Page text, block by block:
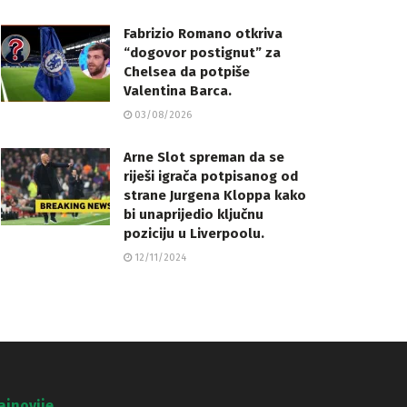
Fabrizio Romano otkriva
“dogovor postignut” za
Chelsea da potpiše
Valentina Barca.
03/08/2026
Arne Slot spreman da se
riješi igrača potpisanog od
strane Jurgena Kloppa kako
bi unaprijedio ključnu
poziciju u Liverpoolu.
12/11/2024